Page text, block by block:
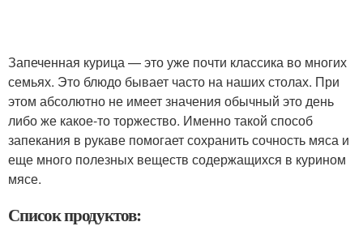
Запеченная курица — это уже почти классика во многих
семьях. Это блюдо бывает часто на наших столах. При
этом абсолютно не имеет значения обычный это день
либо же какое-то торжество. Именно такой способ
запекания в рукаве помогает сохранить сочность мяса и
еще много полезных веществ содержащихся в курином
мясе.
Список продуктов: